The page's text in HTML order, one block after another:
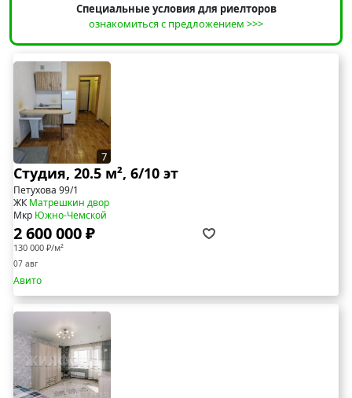
Специальные условия для риелторов
ознакомиться с предложением >>>
7
Студия, 20.5 м², 6/10 эт
Петухова 99/1
ЖКМатрешкин двор
Мкр Южно-Чемской
2 600 000 ₽
130 000 ₽/м²
07 авг
Авито